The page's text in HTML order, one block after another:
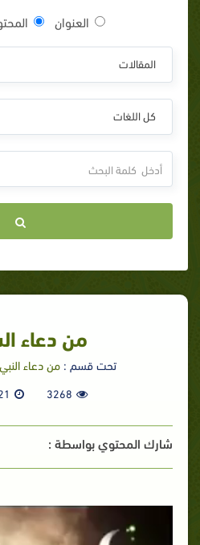
العنوان
المقالات
كل اللغات
من دعاء
تحت قسم :من دعاء
3268
شارك المحتوي بواسطة :